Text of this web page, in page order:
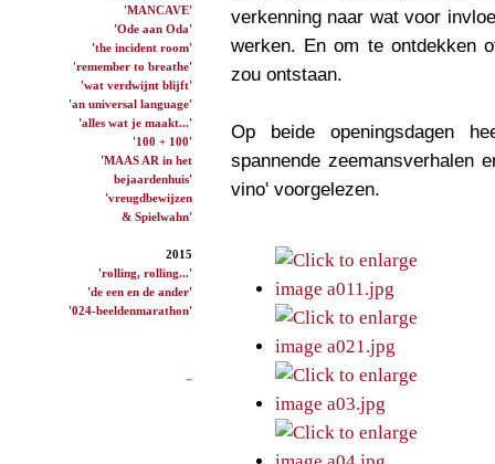
'MANCAVE'
'Ode aan Oda'
'the incident room'
'remember to breathe'
'wat verdwijnt blijft'
'an universal language'
'alles wat je maakt...'
'100 + 100'
'MAAS AR in het
bejaardenhuis'
'vreugdbewijzen
& Spielwahn'
2015
'rolling, rolling...'
'de een en de ander'
'024-beeldenmarathon'
verkenning naar wat voor
werken. En om te ontdekken
zou ontstaan.
Op beide openingsdagen
spannende zeemansverhalen
vino' voorgelezen.